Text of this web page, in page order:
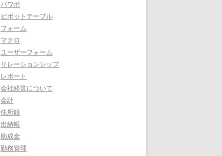
パワポ
ピボットテーブル
フォーム
マクロ
ユーザーフォーム
リレーションシップ
レポート
会社経営について
会計
住所録
出納帳
助成金
勤務管理